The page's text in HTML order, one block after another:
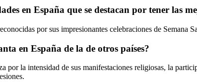
en España que se destacan por tener las
por sus impresionantes celebraciones de
en España de la de otros países?
por la intensidad de sus manifestaciones religiosas, la